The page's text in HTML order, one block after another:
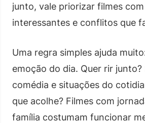
junto, vale priorizar filmes
interessantes e conflitos que
Uma regra simples ajuda
emoção do dia. Quer rir junto?
comédia e situações do
que acolhe? Filmes com
família costumam funcionar